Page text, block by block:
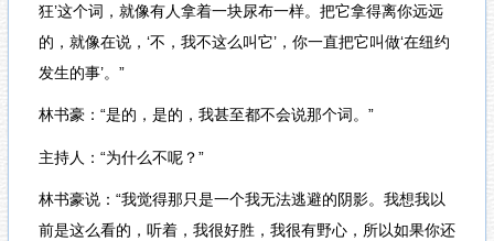
狂’这个词，就像有人拿着一块尿布一样。把它拿得离你远远
的，就像在说，‘不，我不这么叫它’，你一直把它叫做‘在纽约
发生的事’。”
林书豪：“是的，是的，我甚至都不会说那个词。”
主持人：“为什么不呢？”
林书豪说：“我觉得那只是一个我无法逃避的阴影。我想我以
前是这么看的，听着，我很好胜，我很有野心，所以如果你还